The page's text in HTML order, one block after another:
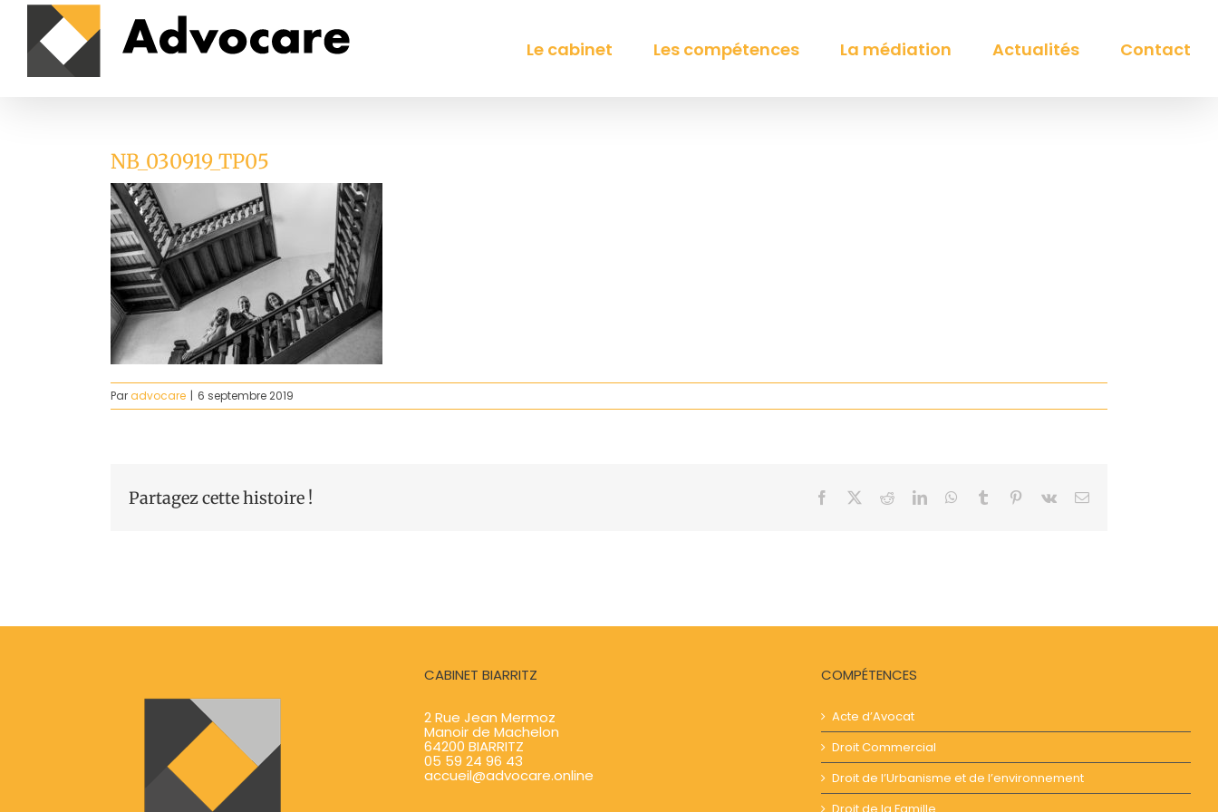
Passer
contenu
Le cabinet Les compétences La médiation Actualités Contact
NB_030919_TP05
Paradvocare | 6 septembre 2019
Partagez cette histoire ! Facebook RedditLinkedInWhatsApp
Tumblr Pinterest
Vk Email
CABINET BIARRITZ
2 Rue Jean Mermoz
Manoir de Machelon
64200 BIARRITZ
05 59 24 96 43
accueil@advocare.online
COMPÉTENCES
Acte d’Avocat
Droit Commercial
Droit de l’Urbanisme et de l’environnement